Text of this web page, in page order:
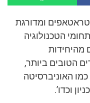
ומדורגת
הטכנולוגיה
מהיחידות
הטובים ביותר,
האוניברסיטה
וכדו’.